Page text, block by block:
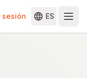
sesión ES